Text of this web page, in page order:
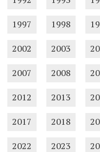
1997 1998
2002 2003
2007 2008
2012 2013
2017 2018
2022 2023